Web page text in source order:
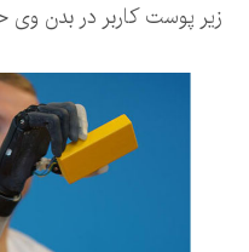
زیر پوست کاربر در بدن